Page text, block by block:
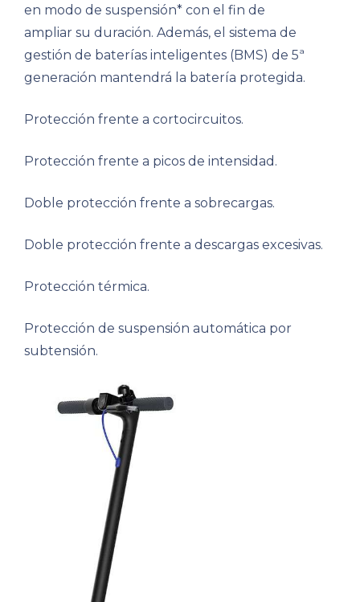
en modo de suspensión* con el fin de
ampliar su duración. Además, el sistema de
gestión de baterías inteligentes (BMS) de 5ª
generación mantendrá la batería protegida.
Protección frente a cortocircuitos.
Protección frente a picos de intensidad.
Doble protección frente a sobrecargas.
Doble protección frente a descargas excesivas.
Protección térmica.
Protección de suspensión automática por
subtensión.